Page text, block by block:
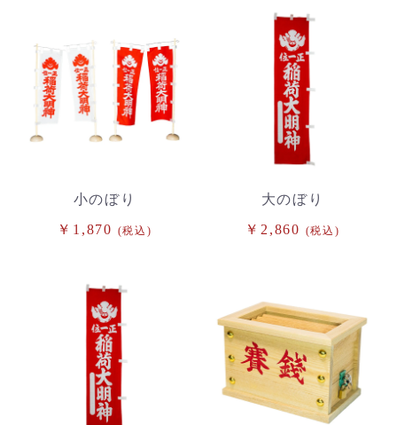
小のぼり
￥1,870 (税込)
大のぼり
￥2,860 (税込)